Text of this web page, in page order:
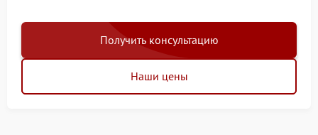
Получить консультацию
Наши цены